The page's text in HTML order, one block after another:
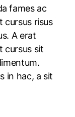
fames ac
cursus risus
A erat
cursus sit
in hac, a sit